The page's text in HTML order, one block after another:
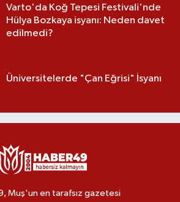
Varto'da Koğ Tepesi Festivali'nde
Hülya Bozkaya isyanı: Neden davet
edilmedi?
Üniversitelerde "Çan Eğrisi" İsyanı
Muş'un en tarafsız gazetesi